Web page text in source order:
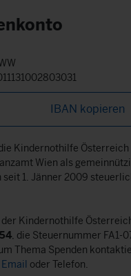
IBAN kopieren
Kindernothilfe Österreich
Wien als
seit 1. Jänner 2009
der Kindernothilfe
, die Steuernummer FA1-
Thema Spenden
Email oder Telefon.